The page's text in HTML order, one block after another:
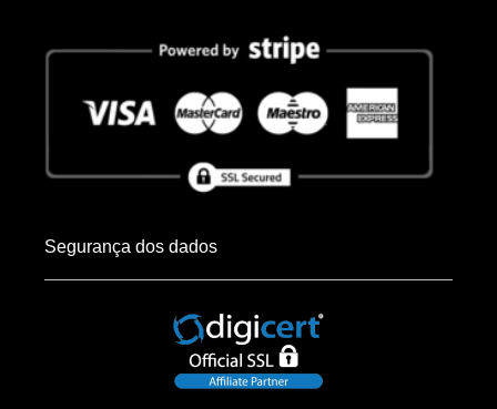
Segurança dos dados